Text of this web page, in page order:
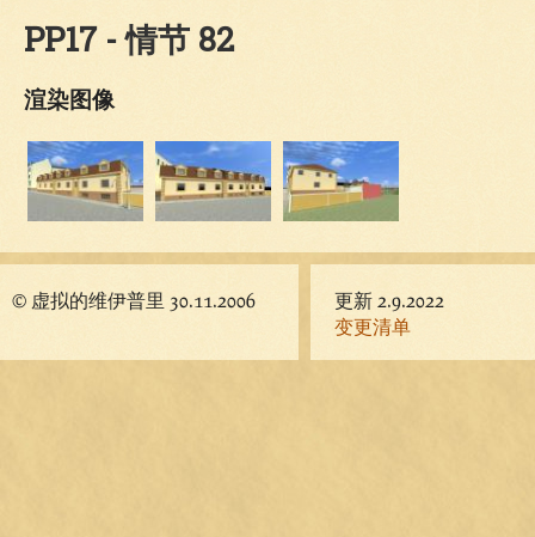
PP17 - 情节 82
渲染图像
© 虚拟的维伊普里 30.11.2006
更新 2.9.2022
变更清单